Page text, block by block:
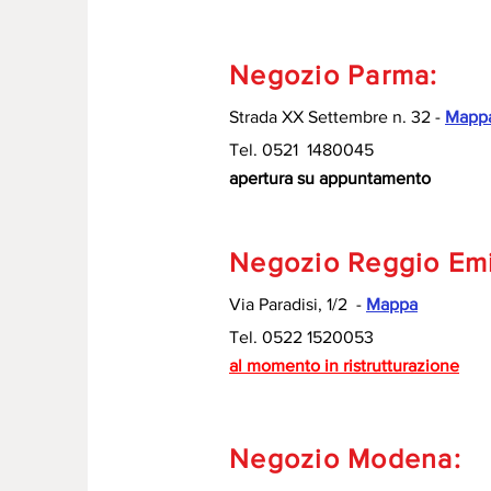
Negozio Parma:
Strada XX Settembre n. 32 -
Tel. 0521 1480045
apertura su appuntamento
Negozio Reggio
Via Paradisi, 1/2 - Mappa
Tel. 0522 1520053
al momento in ristrutturazione
Negozio Modena: